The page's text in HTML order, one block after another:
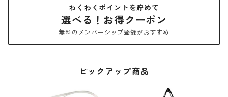
わくわくポイントを貯めて
選べる！お得クーポン
無料のメンバーシップ登録がおすすめ
ピックアップ商品